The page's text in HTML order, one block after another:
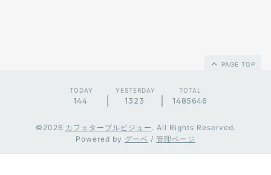
PAGE TOP
TODAY
144
YESTERDAY
1323
TOTAL
1485646
©2026 カフェターブルビジュー . All Rights Reserved.
Powered by グーペ / 管理ページ